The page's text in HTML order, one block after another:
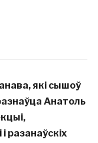
які сышоў
Анатоль
разанаўскіх